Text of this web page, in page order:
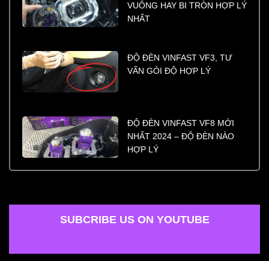
VUÔNG HAY BI TRÒN HỢP LÝ
NHẤT
ĐỘ ĐÈN VINFAST VF3, TƯ
VẤN GÓI ĐỘ HỢP LÝ
ĐỘ ĐÈN VINFAST VF8 MỚI
NHẤT 2024 – ĐỘ ĐÈN NÀO
HỢP LÝ
SUBCRIBE US ON YOUTUBE